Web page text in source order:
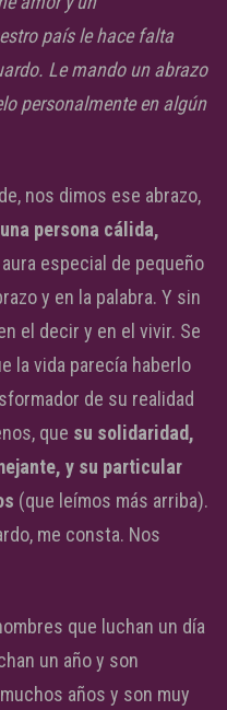
país le hace falta
Le mando un abrazo
personalmente en algún
nos dimos ese abrazo,
persona cálida,
especial de pequeño
y en la palabra. Y sin
el decir y en el vivir. Se
la vida parecía haberlo
de su realidad
que su solidaridad,
y su particular
(que leímos más arriba).
me consta. Nos
que luchan un día
un año y son
años y son muy